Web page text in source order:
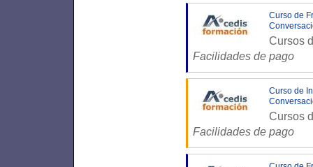
Curso de
Cursos
Facilidades de pago
Curso de
Cursos
Facilidades de pago